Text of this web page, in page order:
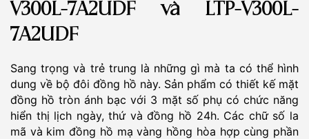
V300L-7A2UDF và LTP-V300L-
7A2UDF
Sang trọng và trẻ trung là những gì mà ta có thể hình
dung về bộ đôi đồng hồ này. Sản phẩm có thiết kế mặt
đồng hồ tròn ánh bạc với 3 mặt số phụ có chức năng
hiển thị lịch ngày, thứ và đồng hồ 24h. Các chữ số la
mã và kim đồng hồ mạ vàng hồng hòa hợp cùng phần